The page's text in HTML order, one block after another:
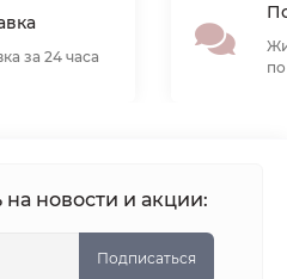
за 24 часа
новости и акции:
Подписаться